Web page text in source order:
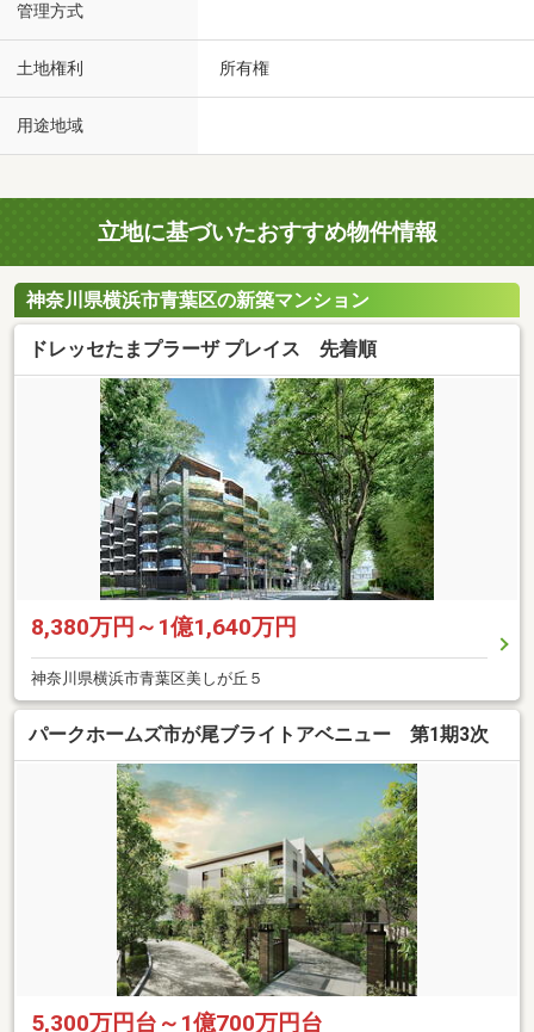
管理方式
土地権利 所有権
用途地域
立地に基づいたおすすめ物件情報
神奈川県横浜市青葉区の新築マンション
ドレッセたまプラーザ プレイス 先着順
8,380万円～1億1,640万円
神奈川県横浜市青葉区美しが丘５
パークホームズ市が尾ブライトアベニュー 第1期3次
5,300万円台～1億700万円台